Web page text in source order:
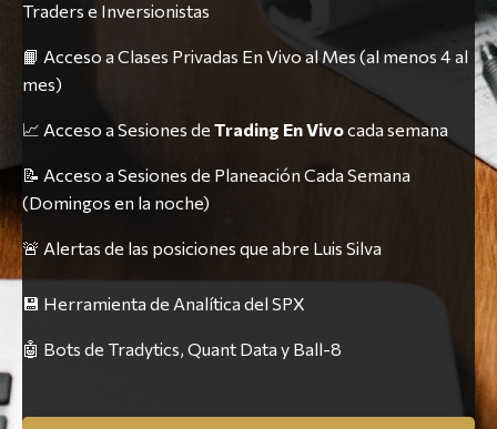
Traders e Inversionistas
📙 Acceso a Clases Privadas En Vivo al Mes (al menos 4 al
mes)
📈 Acceso a Sesiones de Trading En Vivocada semana
📝 Acceso a Sesiones de Planeación Cada Semana
(Domingos en la noche)
🚨 Alertas de las posiciones que abre Luis Silva
💾 Herramienta de Analítica del SPX
🤖 Bots de Tradytics, Quant Data y Ball-8